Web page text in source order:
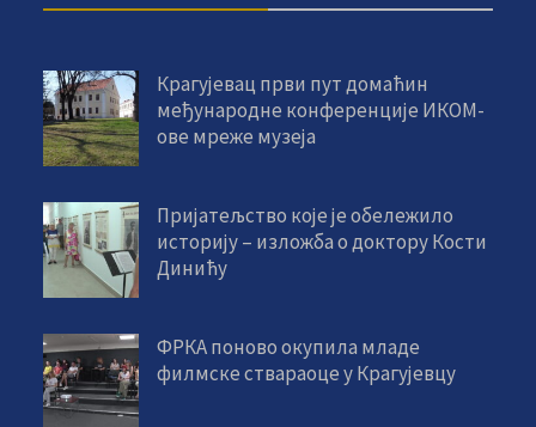
Крагујевац први пут домаћин
међународне конференције ИКОМ-
ове мреже музеја
Пријатељство које је обележило
историју – изложба о доктору Кости
Динићу
ФРКА поново окупила младе
филмске ствараоце у Крагујевцу